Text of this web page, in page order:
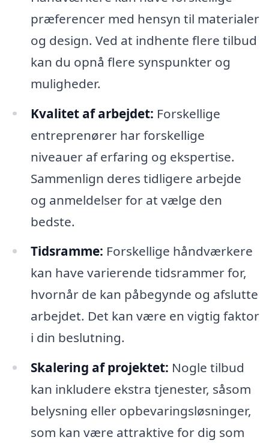
præferencer med hensyn til materialer
og design. Ved at indhente flere tilbud
kan du opnå flere synspunkter og
muligheder.
Kvalitet af arbejdet: Forskellige
entreprenører har forskellige
niveauer af erfaring og ekspertise.
Sammenlign deres tidligere arbejde
og anmeldelser for at vælge den
bedste.
Tidsramme: Forskellige håndværkere
kan have varierende tidsrammer for,
hvornår de kan påbegynde og afslutte
arbejdet. Det kan være en vigtig faktor
i din beslutning.
Skalering af projektet: Nogle tilbud
kan inkludere ekstra tjenester, såsom
belysning eller opbevaringsløsninger,
som kan være attraktive for dig som